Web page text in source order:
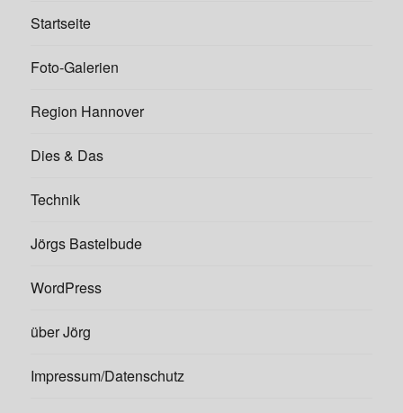
Startseite
Foto-Galerien
Region Hannover
Dies & Das
Technik
Jörgs Bastelbude
WordPress
über Jörg
Impressum/Datenschutz